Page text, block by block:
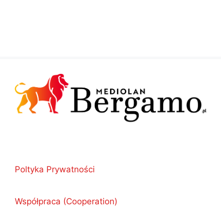
Poltyka Prywatności
Współpraca (Cooperation)